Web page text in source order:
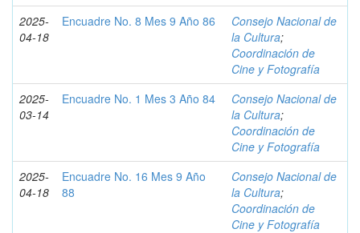
2025-
04-18
Encuadre No. 8 Mes 9 Año 86
Consejo Nacional de
la Cultura;
Coordinación de
Cine y Fotografía
2025-
03-14
Encuadre No. 1 Mes 3 Año 84
Consejo Nacional de
la Cultura;
Coordinación de
Cine y Fotografía
2025-
04-18
Encuadre No. 16 Mes 9 Año
88
Consejo Nacional de
la Cultura;
Coordinación de
Cine y Fotografía